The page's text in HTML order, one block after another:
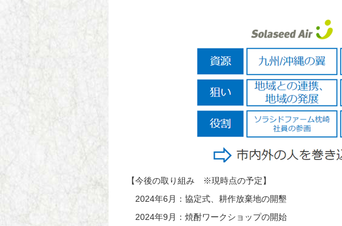
【今後の取り組み ※現時点の予定】
2024年6 月：協定式、耕作放棄地の開墾
2024年9 月：焼酎ワークショップの開始